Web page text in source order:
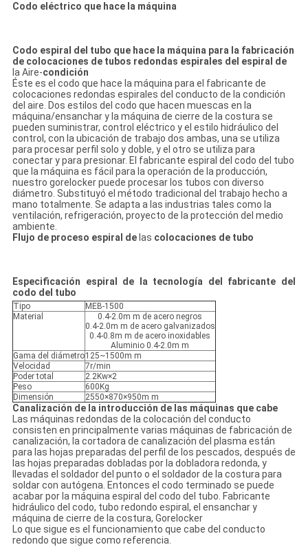
Codo eléctrico que hace la máquina
Codo espiral del tubo que hace la máquina para la fabricación
de colocaciones de tubos redondas espirales del espiral de
la Aire-condición
Éste es el codo que hace la máquina para el fabricante de
colocaciones redondas espirales del conducto de la condición
del aire. Dos estilos del codo que hacen muescas en la
máquina/ensanchar y la máquina de cierre de la costura se
pueden suministrar, control eléctrico y el estilo hidráulico del
control, con la ubicación de trabajo dos ambas, una se utiliza
para procesar perfil solo y doble, y el otro se utiliza para
conectar y para presionar. El fabricante espiral del codo del tubo
que la máquina es fácil para la operación de la producción,
nuestro gorelocker puede procesar los tubos con diverso
diámetro. Substituyó el método tradicional del trabajo hecho a
mano totalmente. Se adapta a las industrias tales como la
ventilación, refrigeración, proyecto de la protección del medio
ambiente.
Flujo de proceso espiral delas colocaciones de tubo
Especificación espiral de la tecnología del fabricante del
codo del tubo
Tipo
MEB-1500
Material
0.4-2.0m m de acero negros
0.4-2.0m m de acero galvanizados
0.4-0.8m m de acero inoxidables
Aluminio 0.4-2.0m m
Gama del diámetro125~1500m m
Velocidad
7r/min
Poder total
2.2Kw×2
Peso
600Kg
Dimensión
2550×870×950m m
Canalización de la introducción de las máquinas que cabe
Las máquinas redondas de la colocación del conducto
consisten en principalmente varias máquinas de fabricación de
canalización, la cortadora de canalización del plasma están
para las hojas preparadas del perfil de los pescados, después de
las hojas preparadas dobladas por la dobladora redonda, y
llevadas el soldador del punto o el soldador de la costura para
soldar con autógena. Entonces el codo terminado se puede
acabar por la máquina espiral del codo del tubo. Fabricante
hidráulico del codo, tubo redondo espiral, el ensanchar y
máquina de cierre de la costura, Gorelocker
Lo que sigue es el funcionamiento que cabe del conducto
redondo que sigue como referencia.